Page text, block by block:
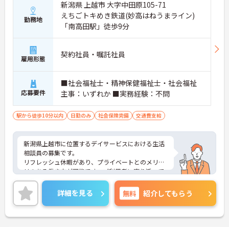
勤務地
新潟県 上越市 大字中田原105-71
えちごトキめき鉄道(妙高はねうまライン)
「南高田駅」徒歩9分
雇用形態 契約社員・嘱託社員
応募要件
■社会福祉士・精神保健福祉士・社会福祉
主事：いずれか ■実務経験：不問
駅から徒歩10分以内 日勤のみ 社会保険完備 交通費支給
新潟県上越市に位置するデイサービスにおける生活
相談員の募集です。
リフレッシュ休暇があり、プライベートとのメリハ
リのある働き方が可能です。ご利用者に寄り添って
介護サービスの提供を行っていただける方を募集し
ています。
ご興味のある方には、面接対策ポイントなど、さら
に詳細をご案内しますのでお気軽にご相談くださ
い！
詳細を見る 無料 紹介してもらう